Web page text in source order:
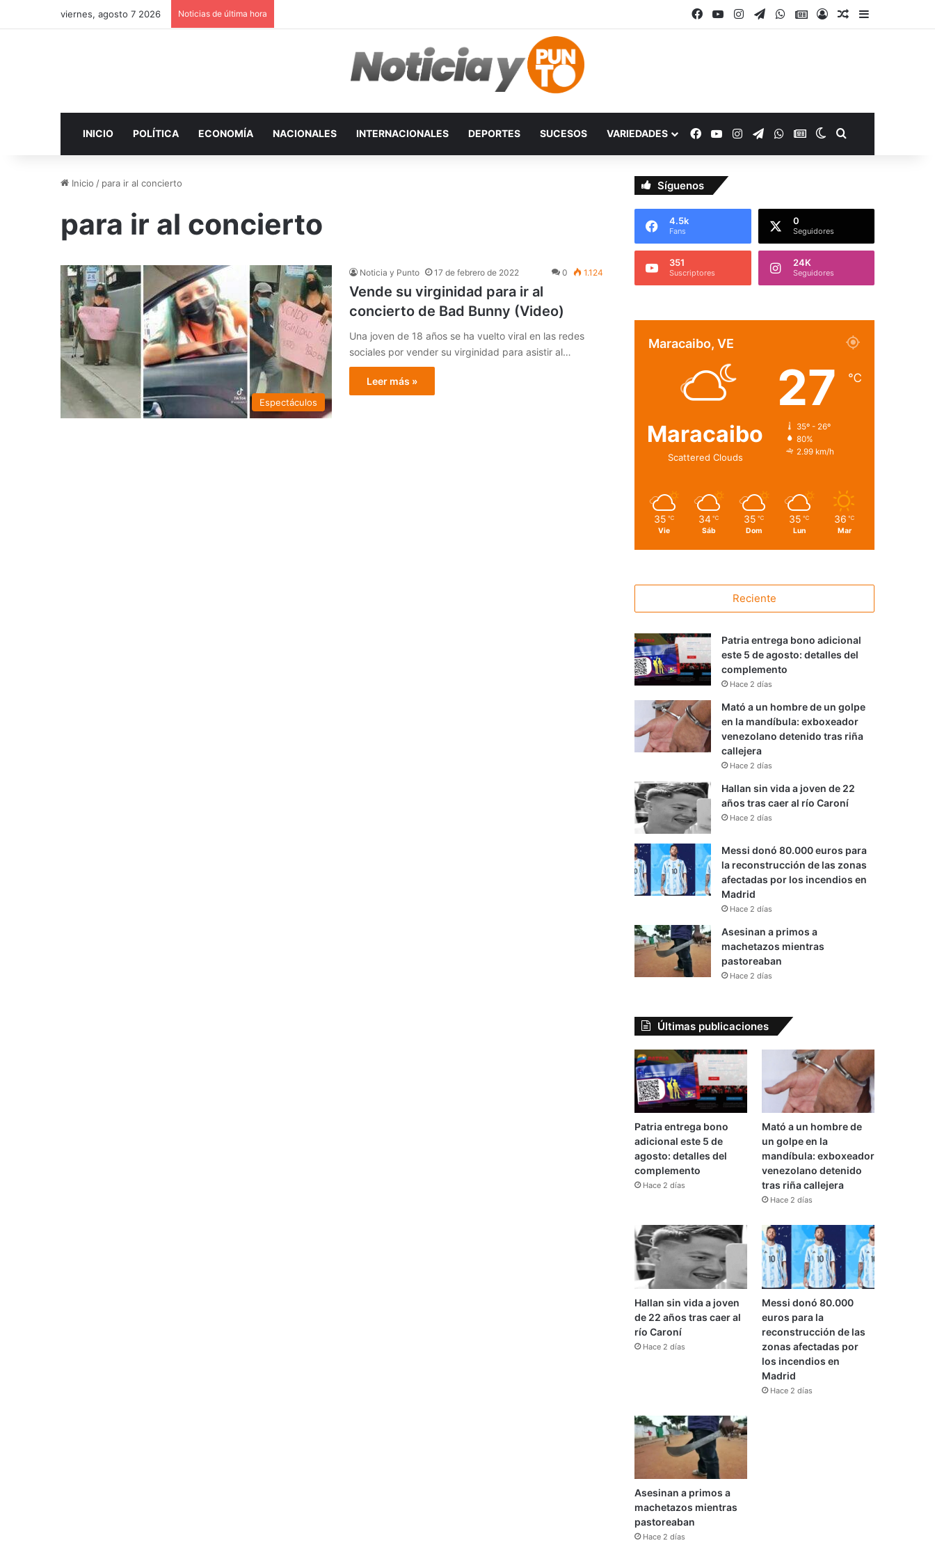
viernes, agosto 7 2026 Noticias de última hora Facebook
YouTubeInstagram
TelegramWhatsApp
Google Noticias
AccesoPublicación al
Barra lateral
INICIO POLÍTICA ECONOMÍA NACIONALES INTERNACIONALES DEPORTES SUCESOS VARIEDADES Facebook
YouTubeInstagram
Telegram
WhatsApp
Google Noticias
Switch skin
Inicio / para ir al concierto
para ir al concierto
Espectáculos
Noticia y Punto 17 de febrero de 2022 0 1.124
Vende su virginidad para ir al
concierto de Bad Bunny (Video)
Una joven de 18 años se ha vuelto viral en las redes
sociales por vender su virginidad para asistir al…
Leer más »
Síguenos
4.5k
Fans
0
Seguidores
351
Suscriptores
24K
Seguidores
Maracaibo, VE
Maracaibo
Scattered Clouds
27 ℃
35º - 26º
80%
2.99 km/h
35 ℃
Vie
34 ℃
Sáb
35 ℃
Dom
35 ℃
Lun
36 ℃
Mar
Reciente
Patria entrega bono adicional
este 5 de agosto: detalles del
complemento
Hace 2 días
Mató a un hombre de un golpe
en la mandíbula: exboxeador
venezolano detenido tras riña
callejera
Hace 2 días
Hallan sin vida a joven de 22
años tras caer al río Caroní
Hace 2 días
Messi donó 80.000 euros para
la reconstrucción de las zonas
afectadas por los incendios en
Madrid
Hace 2 días
Asesinan a primos a
machetazos mientras
pastoreaban
Hace 2 días
Últimas publicaciones
Patria entrega bono
adicional este 5 de
agosto: detalles del
complemento
Hace 2 días
Mató a un hombre de
un golpe en la
mandíbula: exboxeador
venezolano detenido
tras riña callejera
Hace 2 días
Hallan sin vida a joven
de 22 años tras caer al
río Caroní
Hace 2 días
Messi donó 80.000
euros para la
reconstrucción de las
zonas afectadas por
los incendios en
Madrid
Hace 2 días
Asesinan a primos a
machetazos mientras
pastoreaban
Hace 2 días